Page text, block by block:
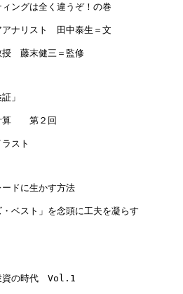
ングは全く違うぞ！の巻
ナリスト　田中泰生＝文
　藤末健三＝監修
」
　　第２回
スト
ードに生かす方法
ベスト」を念頭に工夫を凝らす
資の時代　Vol.1